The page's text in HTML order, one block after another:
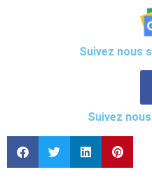
Suivez nous
Suivez